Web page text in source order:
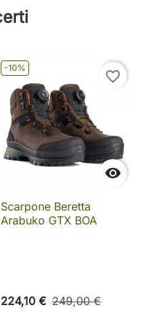
-10%

favorite_border
Scarpone Beretta
Arabuko GTX BOA
224,10 € 249,00 €